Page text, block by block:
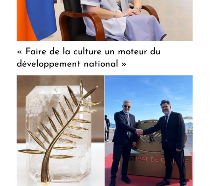
« Faire de la culture un moteur du
développement national »